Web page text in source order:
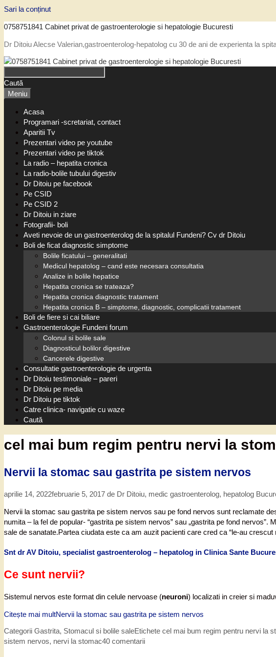
Sari la conținut
0758751841 Cabinet privat de gastroenterologie si hepatologie Bucuresti
Dr Ditoiu Alecse Valerian,gastroenterolog-hepatolog cu 30 de ani de experienta la
Caută
Meniu
Acasa
Programari -scretariat, contact
Aparitii Tv
Prezentari video pe youtube
Prezentari video pe tiktok
La radio – hepatita cronica
La radio-bolile tubului digestiv
Dr Ditoiu pe facebook
Pe CSID
Pe CSID 2
Dr Ditoiu in ziare
Fotografii- boli
Aveti nevoie de un gastroenterolog de la spitalul Fundeni? Cv dr Ditoiu
Boli de ficat diagnostic simptome
Bolile ficatului – generalitati
Medicul hepatolog – cand este necesara consultatia
Analize in bolile hepatice
Hepatita cronica se trateaza?
Hepatita cronica diagnostic tratament
Hepatita cronica B – simptome, diagnostic, complicatii tratament
Boli de fiere si cai biliare
Gastroenterologie Fundeni forum
Colonul si bolile sale
Diagnosticul bolilor digestive
Cancerele digestive
Consultatie gastroenterologie de urgenta
Dr Ditoiu testimoniale – pareri
Dr Ditoiu pe media
Dr Ditoiu pe tiktok
Catre clinica- navigatie cu waze
Caută
cel mai bum regim pentru nervi la
Nervii la stomac sau gastrita pe sistem nervos
aprilie 14, 2022februarie 5, 2017 de Dr Ditoiu, medic gastroenterolog, hepatolog
Nervii la stomac sau gastrita pe sistem nervos sau pe fond nervos sunt reclamate
numita – la fel de popular- “gastrita pe sistem nervos” sau „gastrita pe fond
sale de sanatate.Partea ciudata este ca am auzit pacienti care cred ca “le-au
Snt dr AV Ditoiu, specialist gastroenterolog – hepatolog in Clinica Sante
Ce sunt nervii?
Sistemul nervos este format din celule nervoase (neuroni) localizati in creier si
Citește mai multNervii la stomac sau gastrita pe sistem nervos
Categorii Gastrita, Stomacul si bolile saleEtichete cel mai bum regim pentru nervi la
sistem nervos, nervi la stomac40 comentarii